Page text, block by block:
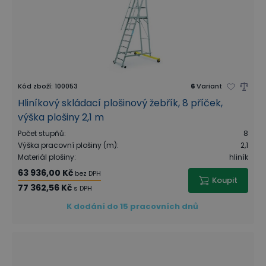
Kód zboží: 100053 6Variant
Hliníkový skládací plošinový žebřík, 8 příček,
výška plošiny 2,1 m
Počet stupňů:
8
Výška pracovní plošiny (m):
2,1
Materiál plošiny: hliník
63 936,00 Kč bez DPH
77 362,56 Kč s DPH
Koupit
K dodání do 15 pracovních dnů